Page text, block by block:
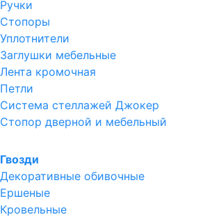
Ручки
Стопоры
Уплотнители
Заглушки мебельные
Лента кромочная
Петли
Система стеллажей Джокер
Стопор дверной и мебельный
Гвозди
Декоративные обивочные
Ершеные
Кровельные